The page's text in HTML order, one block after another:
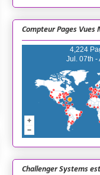
Compteur Pages Vues
4,224
Jul. 07th -
Challenger Systems